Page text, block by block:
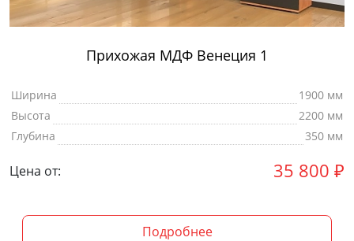
Прихожая МДФ Венеция 1
Ширина
1900 мм
Высота
2200 мм
Глубина
350 мм
Цена от: 35 800 ₽
Подробнее